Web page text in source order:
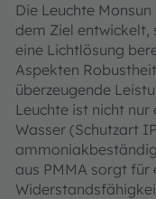
Die Leuchte
dem Ziel entwickelt,
eine Lichtlösung
Aspekten
überzeugende
Leuchte ist nicht
Wasser (Schutzart
aus PMMA sorgt für